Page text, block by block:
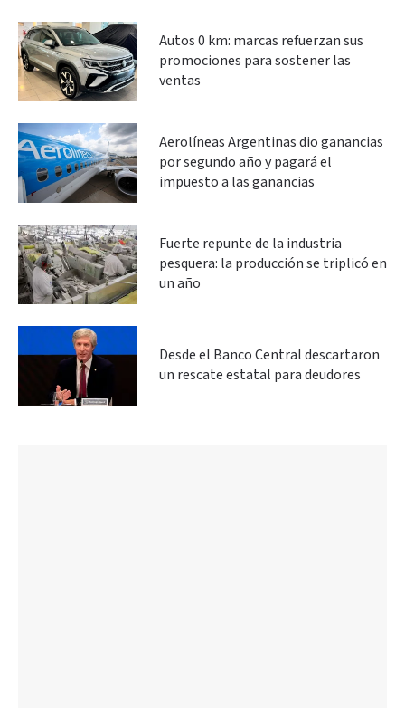
Autos 0 km: marcas refuerzan sus
promociones para sostener las
ventas
Aerolíneas Argentinas dio ganancias
por segundo año y pagará el
impuesto a las ganancias
Fuerte repunte de la industria
pesquera: la producción se triplicó en
un año
Desde el Banco Central descartaron
un rescate estatal para deudores